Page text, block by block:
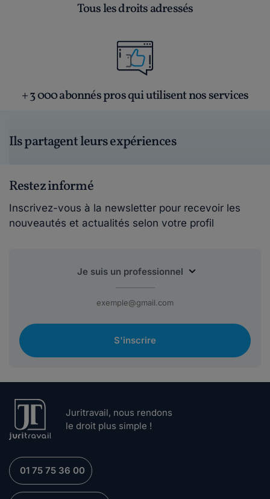
Tous les droits adressés
+ 3 000 abonnés pros qui utilisent nos services
Ils partagent leurs expériences
Restez informé
Inscrivez-vous à la newsletter pour recevoir les
nouveautés et actualités selon votre profil
S'inscrire
Juritravail, nous rendons
le droit plus simple !
01 75 75 36 00